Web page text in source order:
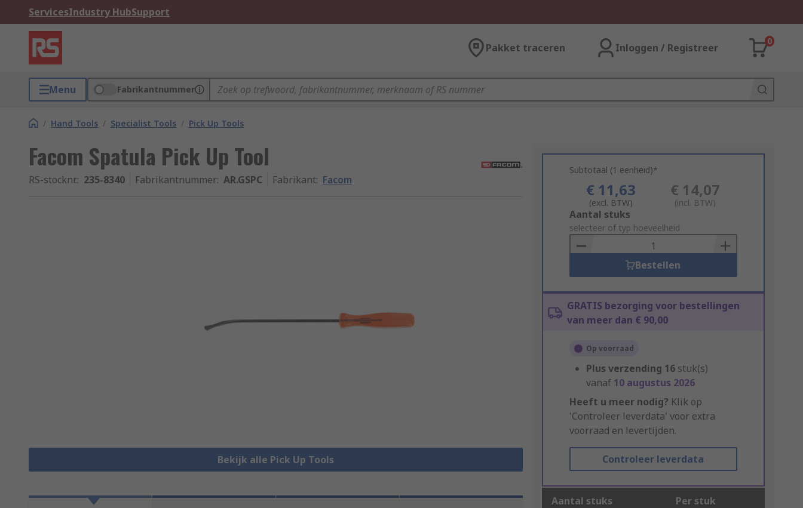
ServicesIndustry HubSupport
Pakket traceren Inloggen / Registreer
0
Menu Fabrikantnummer
/ Hand Tools / Specialist Tools / Pick Up Tools
Facom Spatula Pick Up Tool
RS-stocknr.: 235-8340 Fabrikantnummer: AR.GSPC Fabrikant: Facom
Bekijk alle Pick Up Tools
Subtotaal (1 eenheid)*
€ 11,63
(excl. BTW)
€ 14,07
(incl. BTW)
Add
to
Basket
Aantal stuks
selecteer of typ hoeveelheid
Bestellen
GRATIS bezorging voor bestellingen
van meer dan € 90,00
Op voorraad
Plus verzending 16 stuk(s)
vanaf 10 augustus 2026
Heeft u meer nodig? Klik op
'Controleer leverdata' voor extra
voorraad en levertijden.
Controleer leverdata
Aantal stuks Per stuk